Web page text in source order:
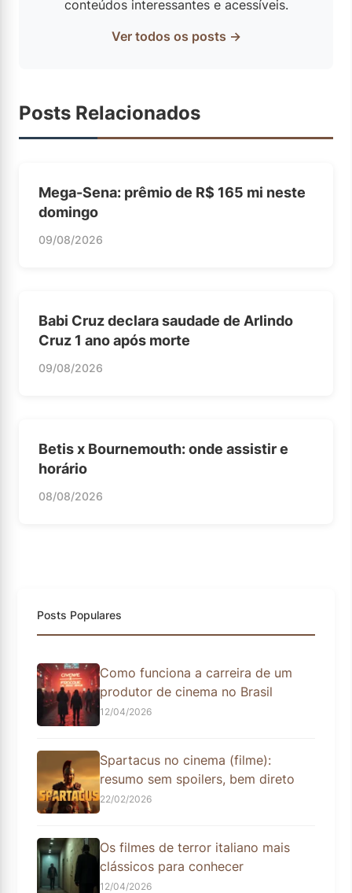
conteúdos interessantes e acessíveis.
Ver todos os posts →
Posts Relacionados
Mega-Sena: prêmio de R$ 165 mi neste
domingo
09/08/2026
Babi Cruz declara saudade de Arlindo
Cruz 1 ano após morte
09/08/2026
Betis x Bournemouth: onde assistir e
horário
08/08/2026
Posts Populares
Como funciona a carreira de um
produtor de cinema no Brasil
12/04/2026
Spartacus no cinema (filme):
resumo sem spoilers, bem direto
22/02/2026
Os filmes de terror italiano mais
clássicos para conhecer
12/04/2026